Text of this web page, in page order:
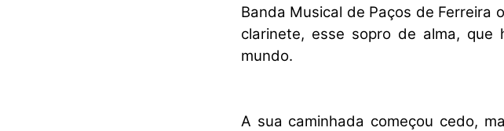
Banda Musical de Paços de Ferreira
clarinete, esse sopro de alma,
mundo.
A sua caminhada começou cedo,